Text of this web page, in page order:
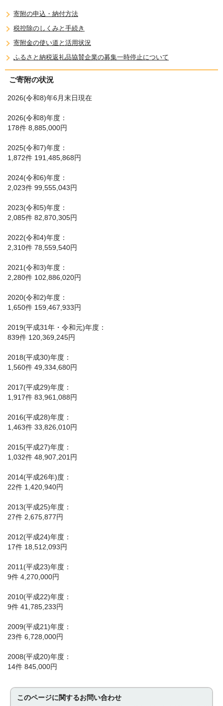
寄附の申込・納付方法
税控除のしくみと手続き
寄附金の使い道と活用状況
ふるさと納税返礼品協賛企業の募集一時停止について
ご寄附の状況
2026(令和8)年6月末日現在
2026(令和8)年度：
178件 8,885,000円
2025(令和7)年度：
1,872件 191,485,868円
2024(令和6)年度：
2,023件 99,555,043円
2023(令和5)年度：
2,085件 82,870,305円
2022(令和4)年度：
2,310件 78,559,540円
2021(令和3)年度：
2,280件 102,886,020円
2020(令和2)年度：
1,650件 159,467,933円
2019(平成31年・令和元)年度：
839件 120,369,245円
2018(平成30)年度：
1,560件 49,334,680円
2017(平成29)年度：
1,917件 83,961,088円
2016(平成28)年度：
1,463件 33,826,010円
2015(平成27)年度：
1,032件 48,907,201円
2014(平成26年)度：
22件 1,420,940円
2013(平成25)年度：
27件 2,675,877円
2012(平成24)年度：
17件 18,512,093円
2011(平成23)年度：
9件 4,270,000円
2010(平成22)年度：
9件 41,785,233円
2009(平成21)年度：
23件 6,728,000円
2008(平成20)年度：
14件 845,000円
このページに関するお問い合わせ